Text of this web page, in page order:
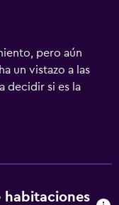
pero aún
un vistazo a las
decidir si es la
habitaciones